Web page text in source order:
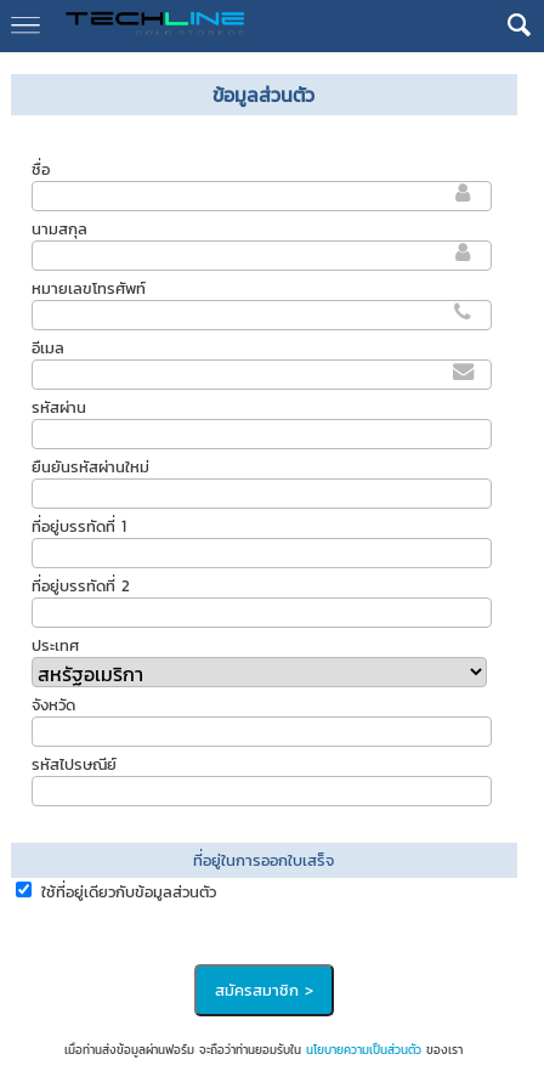
ข้อมูลส่วนตัว
ชื่อ
นามสกุล
หมายเลขโทรศัพท์
อีเมล
รหัสผ่าน
ยืนยันรหัสผ่านใหม่
ที่อยู่บรรทัดที่ 1
ที่อยู่บรรทัดที่ 2
ประเทศ
จังหวัด
รหัสไปรษณีย์
ที่อยู่ในการออกใบเสร็จ
ใช้ที่อยู่เดียวกับข้อมูลส่วนตัว
เมื่อท่านส่งข้อมูลผ่านฟอร์ม จะถือว่าท่านยอมรับในนโยบายความเป็นส่วนตัว ของเรา